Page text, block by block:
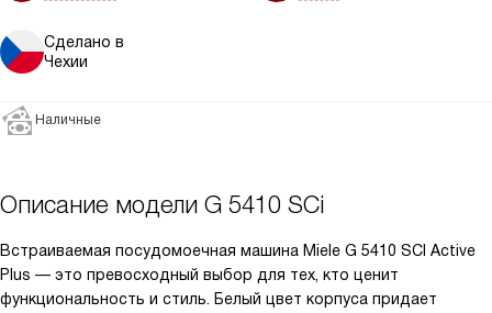
Сделано в
Чехии
Наличные
Описание модели G 5410 SCi
Встраиваемая посудомоечная машина Miele G 5410 SCI Active
Plus — это превосходный выбор для тех, кто ценит
функциональность и стиль. Белый цвет корпуса придает